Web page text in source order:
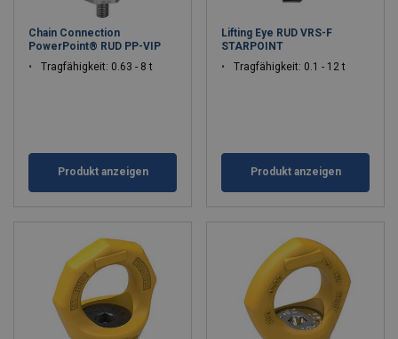
Chain Connection
PowerPoint® RUD PP-VIP
Tragfähigkeit: 0.63 - 8 t
Produkt anzeigen
Lifting Eye RUD VRS-F
STARPOINT
Tragfähigkeit: 0.1 - 12 t
Produkt anzeigen